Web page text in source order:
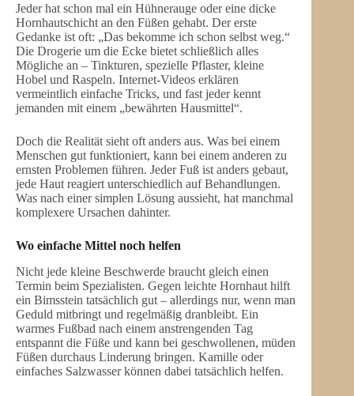
Jeder hat schon mal ein Hühnerauge oder eine dicke
Hornhautschicht an den Füßen gehabt. Der erste
Gedanke ist oft: „Das bekomme ich schon selbst weg.“
Die Drogerie um die Ecke bietet schließlich alles
Mögliche an – Tinkturen, spezielle Pflaster, kleine
Hobel und Raspeln. Internet-Videos erklären
vermeintlich einfache Tricks, und fast jeder kennt
jemanden mit einem „bewährten Hausmittel“.
Doch die Realität sieht oft anders aus. Was bei einem
Menschen gut funktioniert, kann bei einem anderen zu
ernsten Problemen führen. Jeder Fuß ist anders gebaut,
jede Haut reagiert unterschiedlich auf Behandlungen.
Was nach einer simplen Lösung aussieht, hat manchmal
komplexere Ursachen dahinter.
Wo einfache Mittel noch helfen
Nicht jede kleine Beschwerde braucht gleich einen
Termin beim Spezialisten. Gegen leichte Hornhaut hilft
ein Bimsstein tatsächlich gut – allerdings nur, wenn man
Geduld mitbringt und regelmäßig dranbleibt. Ein
warmes Fußbad nach einem anstrengenden Tag
entspannt die Füße und kann bei geschwollenen, müden
Füßen durchaus Linderung bringen. Kamille oder
einfaches Salzwasser können dabei tatsächlich helfen.